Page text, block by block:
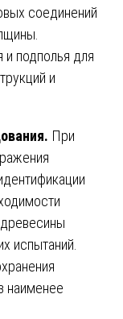
соединений
подполья для
и
При
испытаний.
наименее